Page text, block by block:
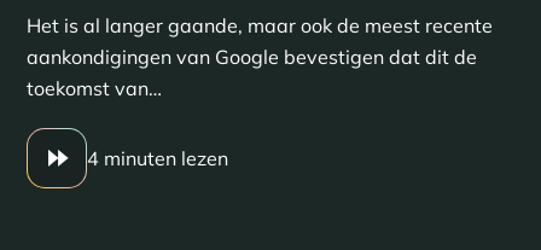
Het is al langer gaande, maar ook de meest recente
aankondigingen van Google bevestigen dat dit de
toekomst van…
4 minuten lezen